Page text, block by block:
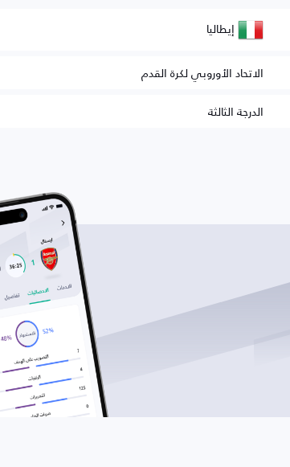
إيطاليا
الاتحاد الأوروبي لكرة القدم
الدرجة الثالثة